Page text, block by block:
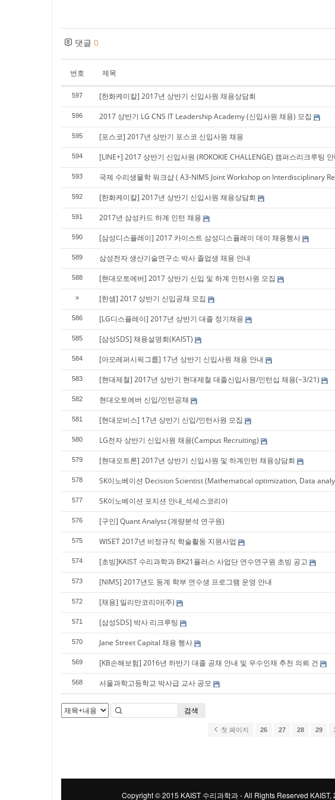
댓글 0
번호 제목
597 [한화케미칼] 2017년 상반기 신입사원 채용상담회
596 2017 상반기 LG CNS IT Leadership Academy (신입사원 채용) 모집
595 [포스코] 2017년 상반기 포스코 신입사원 채용
594 [LINE+] 2017 상반기 신입사원 (ROKOKIE CHALLENGE) 캠퍼스리크루팅
593 국제 수리생물학 워크샵 ( A3-NIMS Joint Workshop on Interdisciplinary
592 [한화케미칼] 2017년 상반기 신입사원 채용상담회
591 2017년 삼성카드 하계 인턴 채용
590 [삼성디스플레이] 2017 카이스트 삼성디스플레이 데이 채용행사
589 삼성전자 생산기술연구소 박사 졸업생 채용 안내
588 [현대오토에버] 2017 상반기 신입 및 하계 인턴사원 모집
» [한샘] 2017 상반기 신입공채 모집
586 [LG디스플레이] 2017년 상반기 대졸 정기채용
585 [삼성SDS] 채용설명회(KAIST)
584 [아모레퍼시픽그룹] 17년 상반기 신입사원 채용 안내
583 [현대제철] 2017년 상반기 현대제철 대졸신입사원/인턴십 채용(~3/21)
582 현대오토에버 신입/인턴공채
581 [현대모비스] 17년 상반기 신입/인턴사원 모집
580 LG전자 상반기 신입사원 채용(Campus Recruiting)
579 [현대오트론] 2017년 상반기 신입사원 및 하계인턴 채용상담회
578 SK이노베이션 Decision Scientist (Mathematical optimization, Data
577 SK이노베이션 포지션 안내_석세스코리아
576 [구인] Quant Analyst (계량분석 연구원)
575 WISET 2017년 비정규직 학술활동 지원사업
574 [초빙]KAIST 수리과학과 BK21플러스 사업단 연수연구원 초빙 공고
573 [NIMS] 2017년도 동계 학부 연수생 프로그램 운영 안내
572 [채용] 밀리만코리아(주)
571 [삼성SDS] 박사 리크루팅
570 Jane Street Capital 채용 행사
569 [KB손해보험] 2016년 하반기 대졸 공채 안내 및 우수인재 추천 의뢰 건
568 서울과학고등학교 박사급 교사 공모
검색
첫 페이지 26 27 28 29
Copyright © 2015 KAIST 수리과학과 - All Rights Reserved